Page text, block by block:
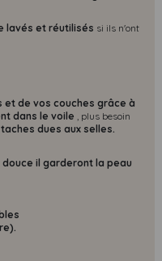
lavés et réutilisés si ils n'ont
de vos couches grâce à
dans le voile , plus besoin
dues aux selles.
il garderont la peau